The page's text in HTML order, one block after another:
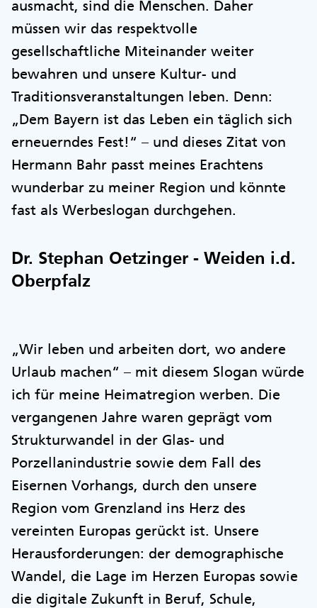
ausmacht, sind die Menschen. Daher
müssen wir das respektvolle
gesellschaftliche Miteinander weiter
bewahren und unsere Kultur- und
Traditionsveranstaltungen leben. Denn:
„Dem Bayern ist das Leben ein täglich sich
erneuerndes Fest!“ – und dieses Zitat von
Hermann Bahr passt meines Erachtens
wunderbar zu meiner Region und könnte
fast als Werbeslogan durchgehen.
Dr. Stephan Oetzinger - Weiden i.d.
Oberpfalz
„Wir leben und arbeiten dort, wo andere
Urlaub machen“ – mit diesem Slogan würde
ich für meine Heimatregion werben. Die
vergangenen Jahre waren geprägt vom
Strukturwandel in der Glas- und
Porzellanindustrie sowie dem Fall des
Eisernen Vorhangs, durch den unsere
Region vom Grenzland ins Herz des
vereinten Europas gerückt ist. Unsere
Herausforderungen: der demographische
Wandel, die Lage im Herzen Europas sowie
die digitale Zukunft in Beruf, Schule,